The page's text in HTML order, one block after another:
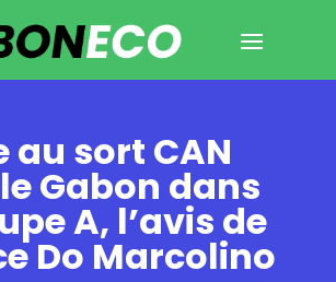
au sort CAN
le Gabon dans
A, l’avis de
Do Marcolino